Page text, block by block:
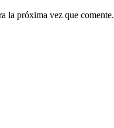
la próxima vez que comente.